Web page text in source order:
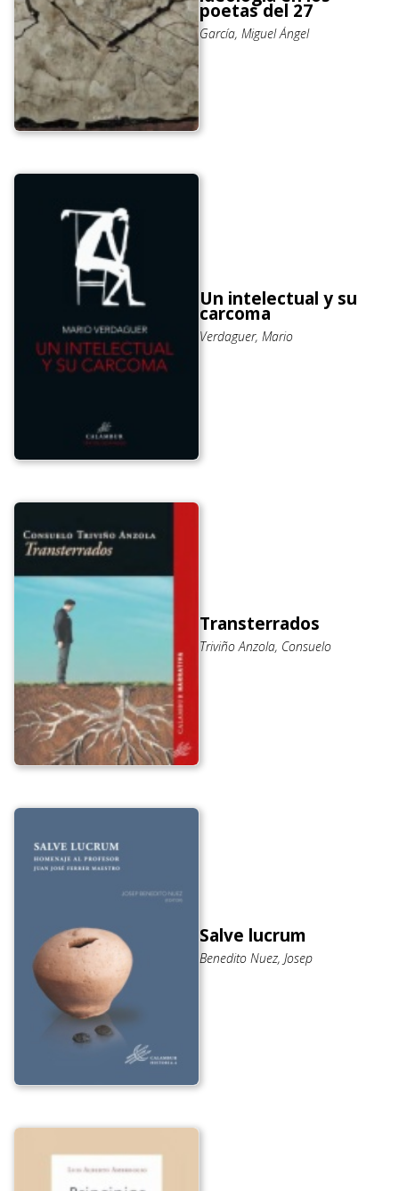
poetas del 27
García, Miguel Ángel
Un intelectual y su
carcoma
Verdaguer, Mario
Transterrados
Triviño Anzola, Consuelo
Salve lucrum
Benedito Nuez, Josep